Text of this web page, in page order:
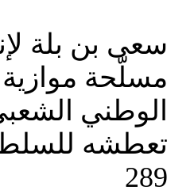
سعى بن بلة
مسلّحة
الوطني
تعطشه
289